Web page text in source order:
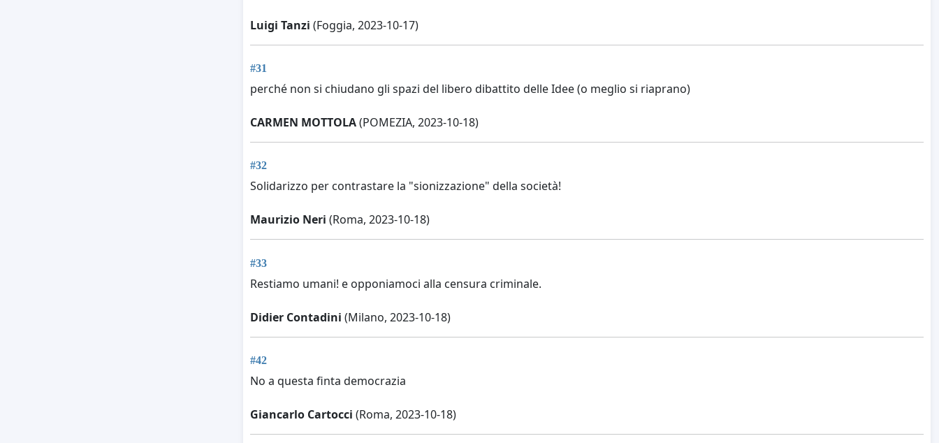
Luigi Tanzi (Foggia, 2023-10-17)
#31
perché non si chiudano gli spazi del libero dibattito delle Idee (o meglio si riaprano)
CARMEN MOTTOLA(POMEZIA, 2023-10-18)
#32
Solidarizzo per contrastare la "sionizzazione" della società!
Maurizio Neri (Roma, 2023-10-18)
#33
Restiamo umani! e opponiamoci alla censura criminale.
Didier Contadini (Milano, 2023-10-18)
#42
No a questa finta democrazia
Giancarlo Cartocci (Roma, 2023-10-18)